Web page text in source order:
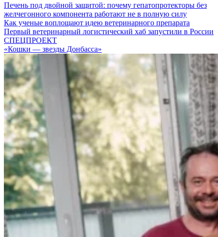
Печень под двойной защитой: почему гепатопротекторы без
желчегонного компонента работают не в полную силу
Как ученые воплощают идею ветеринарного препарата
Первый ветеринарный логистический хаб запустили в России
СПЕЦПРОЕКТ
«Кошки — звезды Донбасса»